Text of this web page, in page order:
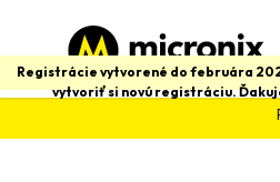
obsah
Registrácie vytvorené do februára
vytvoriť si novú registráciu.